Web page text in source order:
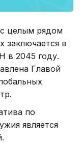
целым рядом
заключается в
в 2045 году.
Главой
по
является